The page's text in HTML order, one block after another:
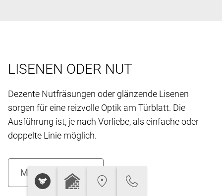
LISENEN ODER NUT
Dezente Nutfräsungen oder glänzende Lisenen
sorgen für eine reizvolle Optik am Türblatt. Die
Ausführung ist, je nach Vorliebe, als einfache oder
doppelte Linie möglich.